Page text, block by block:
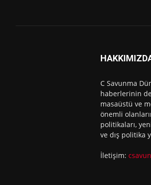
C Savunma
haberlerinin
masaüstü ve
önemli
politikaları,
ve dış politika
İletişim: